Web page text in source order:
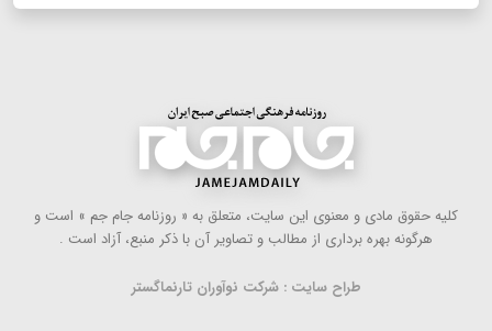
كلیه حقوق مادی و معنوی این سایت، متعلق به « روزنامه جام جم » است و
هرگونه بهره ‌برداری از مطالب و تصاویر آن با ذكر منبع، آزاد است .
طراح سایت : شرکت نوآوران تارنماگستر